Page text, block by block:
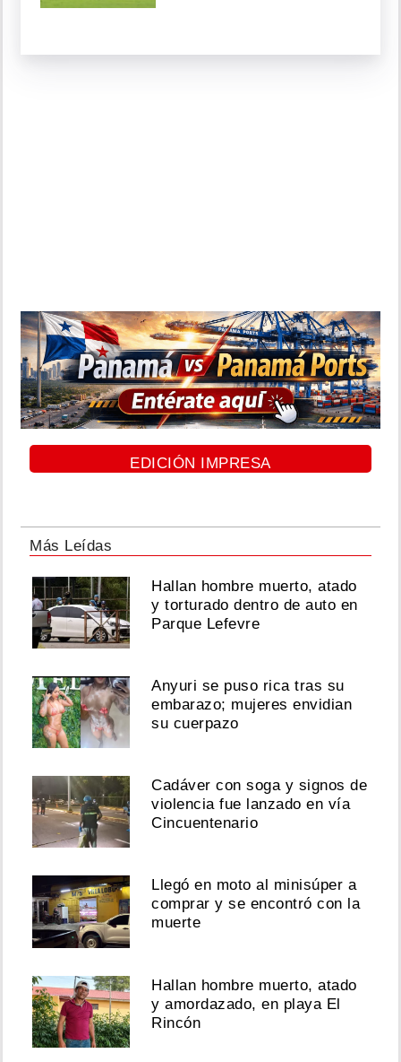
EDICIÓN IMPRESA
Más Leídas
Hallan hombre muerto, atado
y torturado dentro de auto en
Parque Lefevre
Anyuri se puso rica tras su
embarazo; mujeres envidian
su cuerpazo
Cadáver con soga y signos de
violencia fue lanzado en vía
Cincuentenario
Llegó en moto al minisúper a
comprar y se encontró con la
muerte
Hallan hombre muerto, atado
y amordazado, en playa El
Rincón